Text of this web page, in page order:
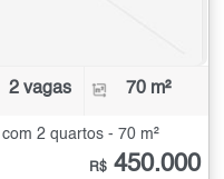
2 vagas 70 m²
2 quartos - 70 m²
R$ 450.000